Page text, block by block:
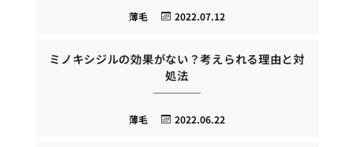
2022.07.12
薄毛
ミノキシジルの効果がない？考えられる理由と対
処法
2022.06.22
薄毛